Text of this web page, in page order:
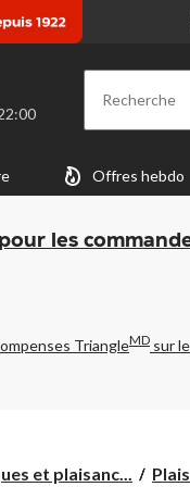
à 22:00 Recherche
Offres hebdo
les
TriangleMD sur
et plaisanc...